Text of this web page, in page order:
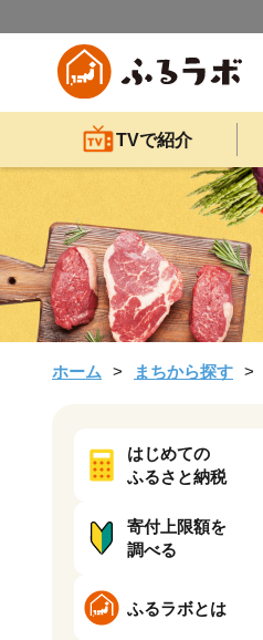
TVで紹介
ホーム まちから探す
はじめての
ふるさと納税
寄付上限額を
調べる
ふるラボとは